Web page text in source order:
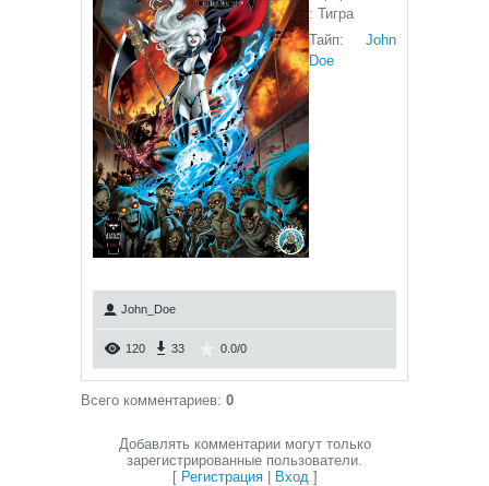
: Тигра
Тайп: John
Doe
John_Doe
120 33 0.0/0
Всего комментариев: 0
Добавлять комментарии могут только
зарегистрированные пользователи.
[ Регистрация| Вход]